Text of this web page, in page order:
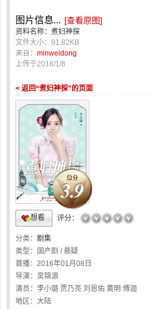
图片信息... [查看原图]
资料名称：煮妇神探
文件大小：91.82KB
来自： minweidong
上传于2016/1/8
< 返回“煮妇神探”的页面
3.9
想看 评分：
☆ ☆ ☆ ☆ ☆
分类： 剧集
类型：
国产剧 / 悬疑
首播： 2016年01月08日
导演： 吴锦源
演员： 李小璐 贾乃亮 刘恩佑 黄明 傅迦
地区： 大陆